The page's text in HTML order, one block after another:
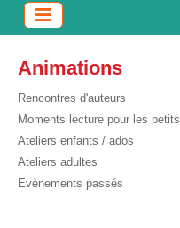
Animations
Rencontres d'auteurs
Moments lecture pour les petits
Ateliers enfants / ados
Ateliers adultes
Evènements passés